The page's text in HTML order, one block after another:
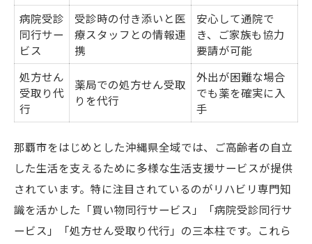
病院受診
同行サー
ビス
受診時の付き添いと医
療スタッフとの情報連
携
安心して通院で
き、ご家族も協力
要請が可能
処方せん
受取り代
行
薬局での処方せん受取
りを代行
外出が困難な場合
でも薬を確実に入
手
那覇市をはじめとした沖縄県全域では、ご高齢者の自立
した生活を支えるために多様な生活支援サービスが提供
されています。特に注目されているのがリハビリ専門知
識を活かした「買い物同行サービス」「病院受診同行サ
ービス」「処方せん受取り代行」の三本柱です。これら